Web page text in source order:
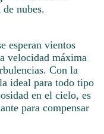
nubes.
esperan vientos
velocidad máxima
Con la
ideal para todo tipo
en el cielo, es
para compensar